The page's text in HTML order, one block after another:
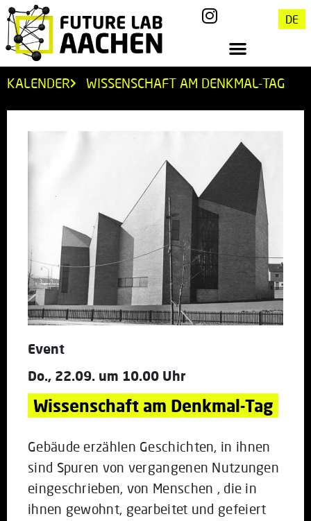
DE
KALENDER WISSENSCHAFT AM DENKMAL-TAG
Event
Do., 22.09. um 10.00 Uhr
Wissenschaft am Denkmal-Tag
Gebäude erzählen Geschichten, in ihnen
sind Spuren von vergangenen Nutzungen
eingeschrieben, von Menschen , die in
ihnen gewohnt, gearbeitet und gefeiert